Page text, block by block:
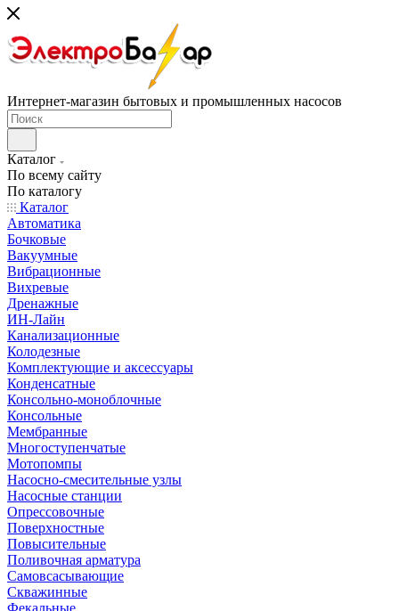
Интернет-магазин бытовых и промышленных насосов
Каталог
По всему сайту
По каталогу
Каталог
Автоматика
Бочковые
Вакуумные
Вибрационные
Вихревые
Дренажные
ИН-Лайн
Канализационные
Колодезные
Комплектующие и аксессуары
Конденсатные
Консольно-моноблочные
Консольные
Мембранные
Многоступенчатые
Мотопомпы
Насосно-смесительные узлы
Насосные станции
Опрессовочные
Поверхностные
Повысительные
Поливочная арматура
Самовсасывающие
Скважинные
Фекальные